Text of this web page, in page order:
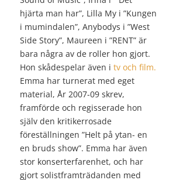
hjärta man har”, Lilla My i ”Kungen
i mumindalen”, Anybodys i ”West
Side Story”, Maureen i ”RENT” är
bara några av de roller hon gjort.
Hon skådespelar även i tv och film.
Emma har turnerat med eget
material, År 2007-09 skrev,
framförde och regisserade hon
själv den kritikerrosade
föreställningen ”Helt på ytan- en
en bruds show”. Emma har även
stor konserterfarenhet, och har
gjort solistframträdanden med